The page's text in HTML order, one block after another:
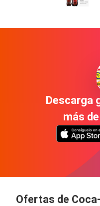
Descarga
más
Ofertas de